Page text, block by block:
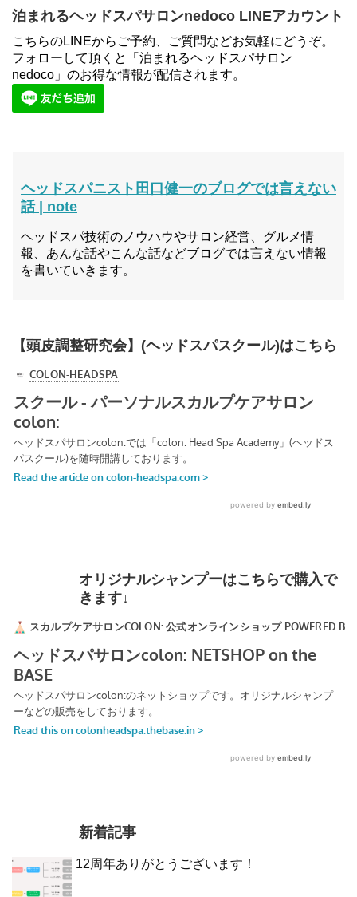
泊まれるヘッドスパサロンnedoco LINEアカウント
こちらのLINEからご予約、ご質問などお気軽にどうぞ。
フォローして頂くと「泊まれるヘッドスパサロン
nedoco」のお得な情報が配信されます。
ヘッドスパニスト田口健一のブログでは言えない
話 | note
ヘッドスパ技術のノウハウやサロン経営、グルメ情
報、あんな話やこんな話などブログでは言えない情報
を書いていきます。
【頭皮調整研究会】(ヘッドスパスクール)はこちら
オリジナルシャンプーはこちらで購入で
きます↓
新着記事
12周年ありがとうございます！